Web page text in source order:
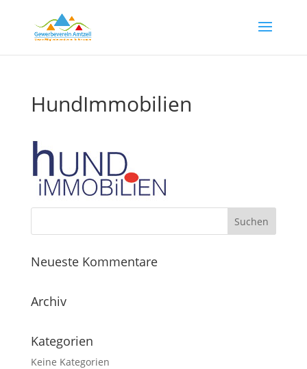
HundImmobilien
Neueste Kommentare
Archiv
Kategorien
Keine Kategorien